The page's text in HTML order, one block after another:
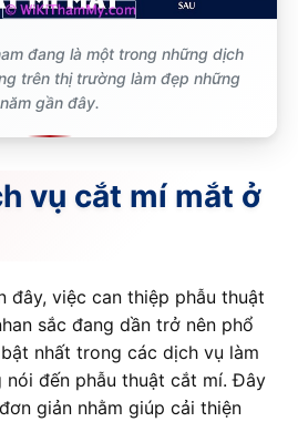
đang là một trong những dịch
trên thị trường làm đẹp những
năm gần đây.
vụ cắt mí mắt ở
đây, việc can thiệp phẫu thuật
sắc đang dần trở nên phổ
nhất trong các dịch vụ làm
đến phẫu thuật cắt mí. Đây
giản nhằm giúp cải thiện